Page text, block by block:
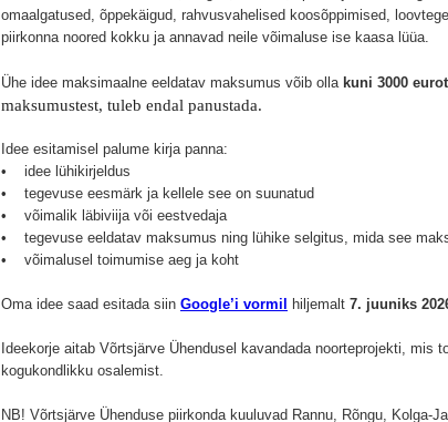
omaalgatused, õppekäigud, rahvusvahelised koosõppimised,
piirkonna noored kokku ja annavad neile võimaluse ise kaasa lüüa.
Ühe idee maksimaalne eeldatav maksumus võib olla kuni 3000
maksumustest, tuleb endal panustada.
Idee esitamisel palume kirja panna:
• idee lühikirjeldus
• tegevuse eesmärk ja kellele see on suunatud
• võimalik läbiviija või eestvedaja
• tegevuse eeldatav maksumus ning lühike selgitus, mida see
• võimalusel toimumise aeg ja koht
Oma idee saad esitada siin Google’i vormil hiljemalt 7. juuniks
Ideekorje aitab Võrtsjärve Ühendusel kavandada noorteprojekti, mis
kogukondlikku osalemist.
NB! Võrtsjärve Ühenduse piirkonda kuuluvad Rannu, Rõngu, Kolga-